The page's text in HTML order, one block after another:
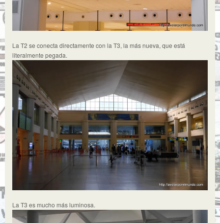
La T2 se conecta directamente con la T3, la más nueva, que está
literalmente pegada.
La T3 es mucho más luminosa.